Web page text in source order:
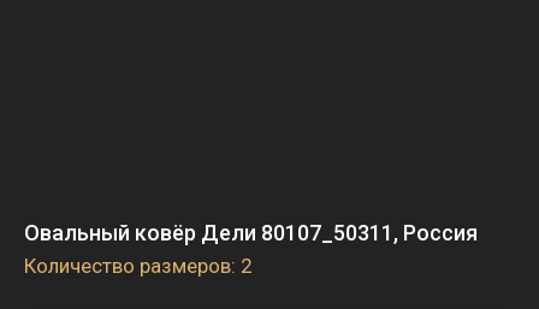
Овальный ковёр Дели 80107_50311, Россия
Количество размеров: 2